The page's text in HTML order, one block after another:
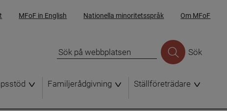
MFoF in English Nationella minoritetsspråk Om MFoF
Sök
Familjerådgivning Ställföreträdare